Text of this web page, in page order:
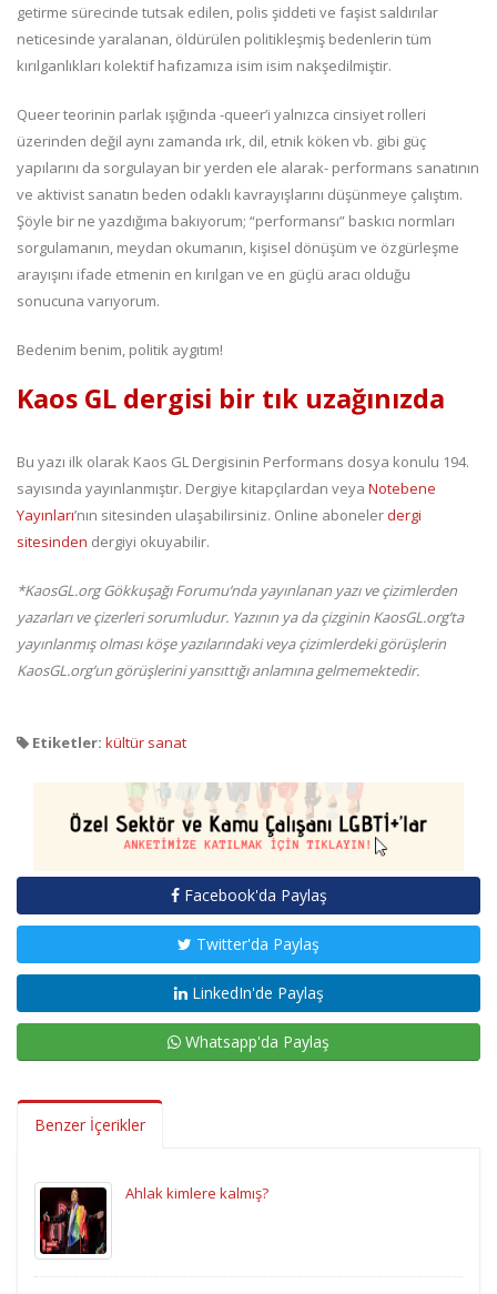
getirme sürecinde tutsak edilen, polis şiddeti ve faşist saldırılar
neticesinde yaralanan, öldürülen politikleşmiş bedenlerin tüm
kırılganlıkları kolektif hafızamıza isim isim nakşedilmiştir.
Queer teorinin parlak ışığında -queer’i yalnızca cinsiyet rolleri
üzerinden değil aynı zamanda ırk, dil, etnik köken vb. gibi güç
yapılarını da sorgulayan bir yerden ele alarak- performans sanatının
ve aktivist sanatın beden odaklı kavrayışlarını düşünmeye çalıştım.
Şöyle bir ne yazdığıma bakıyorum; “performansı” baskıcı normları
sorgulamanın, meydan okumanın, kişisel dönüşüm ve özgürleşme
arayışını ifade etmenin en kırılgan ve en güçlü aracı olduğu
sonucuna varıyorum.
Bedenim benim, politik aygıtım!
Kaos GL dergisi bir tık uzağınızda
Bu yazı ilk olarak Kaos GL Dergisinin Performans dosya konulu 194.
sayısında yayınlanmıştır. Dergiye kitapçılardan veya Notebene
Yayınları’nın sitesinden ulaşabilirsiniz. Online abonelerdergi
sitesinden dergiyi okuyabilir.
*KaosGL.org Gökkuşağı Forumu’nda yayınlanan yazı ve çizimlerden
yazarları ve çizerleri sorumludur. Yazının ya da çizginin KaosGL.org’ta
yayınlanmış olması köşe yazılarındaki veya çizimlerdeki görüşlerin
KaosGL.org’un görüşlerini yansıttığı anlamına gelmemektedir.
Etiketler: kültür sanat
Facebook'da Paylaş
Twitter'da Paylaş
LinkedIn'de Paylaş
Whatsapp'da Paylaş
Benzer İçerikler
Ahlak kimlere kalmış?